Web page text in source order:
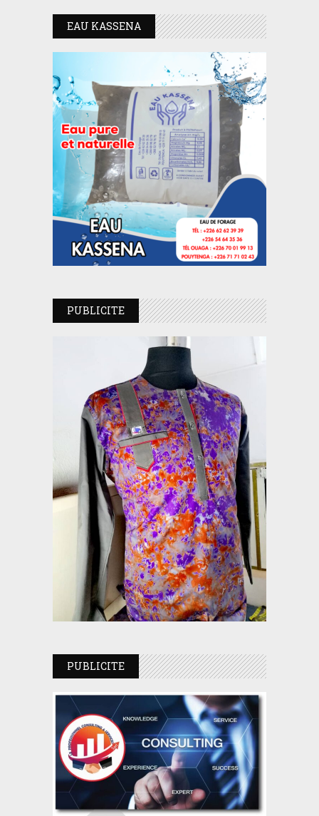
EAU KASSENA
PUBLICITE
PUBLICITE